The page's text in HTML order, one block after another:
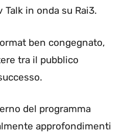
in onda su Rai3.
ben congegnato,
tra il pubblico
del programma
approfondimenti